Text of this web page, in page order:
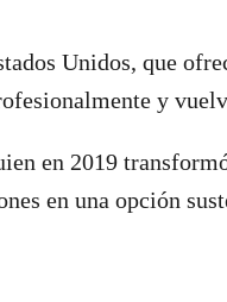
Unidos, que
y
en 2019
en una opción